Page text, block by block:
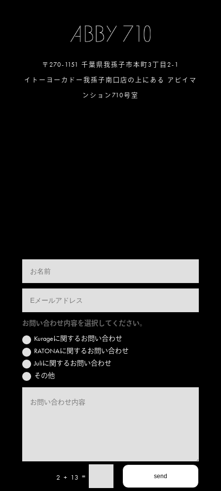
〒270-1151 千葉県我孫子市本町3丁目2-1
イトーヨーカドー我孫子南口店の上にある アビイマ
ンション710号室
お問い合わせ内容を選択してください。
Kurageに関するお問い合わせ
RATONAに関するお問い合わせ
Juliに関するお問い合わせ
その他
2 + 13 = send